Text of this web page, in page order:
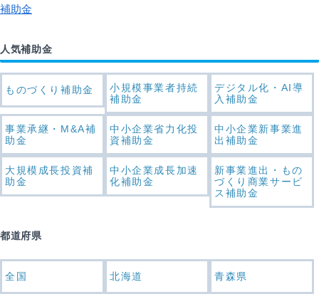
補助金
人気補助金
ものづくり補助金
小規模事業者持続
補助金
デジタル化・AI導
入補助金
事業承継・M&A補
助金
中小企業省力化投
資補助金
中小企業新事業進
出補助金
大規模成長投資補
助金
中小企業成長加速
化補助金
新事業進出・もの
づくり商業サービ
ス補助金
都道府県
全国 北海道 青森県